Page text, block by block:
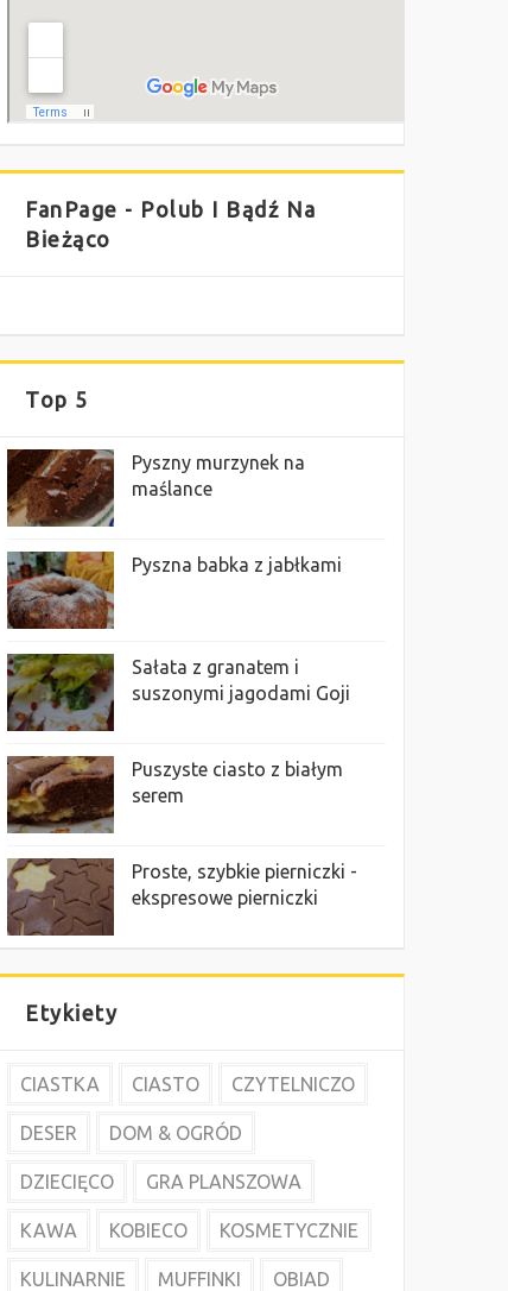
FanPage - Polub I Bądź Na
Bieżąco
Top 5
Pyszny murzynek na
maślance
Pyszna babka z jabłkami
Sałata z granatem i
suszonymi jagodami Goji
Puszyste ciasto z białym
serem
Proste, szybkie pierniczki -
ekspresowe pierniczki
Etykiety
CIASTKA CIASTO CZYTELNICZO
DESER DOM & OGRÓD
DZIECIĘCO GRA PLANSZOWA
KAWA KOBIECO KOSMETYCZNIE
KULINARNIE MUFFINKI OBIAD